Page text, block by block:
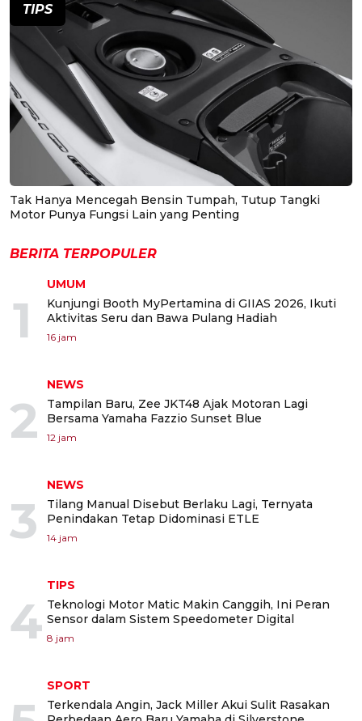
TIPS
Tak Hanya Mencegah Bensin Tumpah, Tutup Tangki
Motor Punya Fungsi Lain yang Penting
BERITA TERPOPULER
1
UMUM
Kunjungi Booth MyPertamina di GIIAS 2026, Ikuti
Aktivitas Seru dan Bawa Pulang Hadiah
16 jam
2
NEWS
Tampilan Baru, Zee JKT48 Ajak Motoran Lagi
Bersama Yamaha Fazzio Sunset Blue
12 jam
3
NEWS
Tilang Manual Disebut Berlaku Lagi, Ternyata
Penindakan Tetap Didominasi ETLE
14 jam
4
TIPS
Teknologi Motor Matic Makin Canggih, Ini Peran
Sensor dalam Sistem Speedometer Digital
8 jam
SPORT
Terkendala Angin, Jack Miller Akui Sulit Rasakan